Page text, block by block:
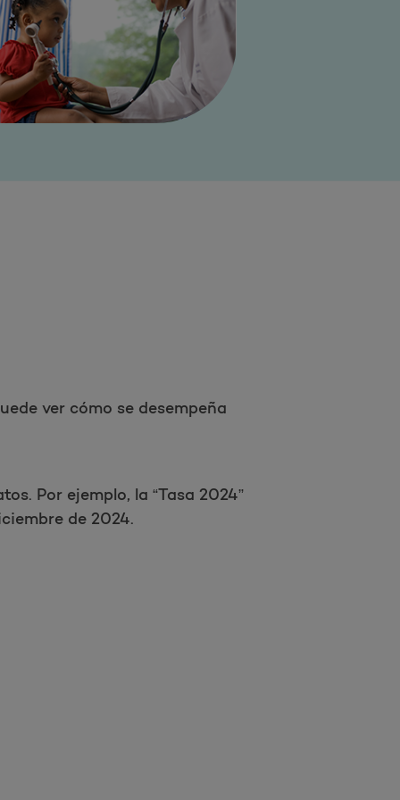
ver cómo se desempeña
Por ejemplo, la “Tasa 2024”
de 2024.